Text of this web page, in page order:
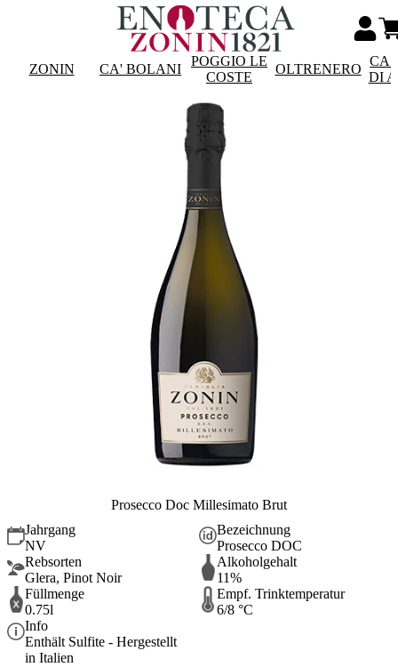
ZONIN CA' BOLANI
POGGIO LE
COSTE
OLTRENERO
DI
Prosecco Doc Millesimato Brut
Jahrgang
NV
Bezeichnung
Prosecco DOC
Rebsorten
Glera, Pinot Noir
Alkoholgehalt
11%
Füllmenge
0.75l
Empf. Trinktemperatur
6/8 °C
Info
Enthält Sulfite - Hergestellt
in Italien